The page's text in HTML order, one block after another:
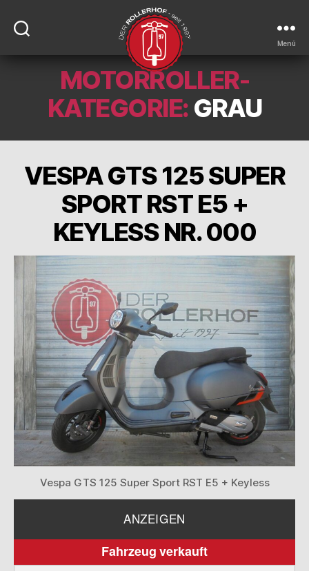
DER-
ROLLERHOF
Menü
MOTORROLLER-
KATEGORIE: GRAU
VESPA GTS 125 SUPER
SPORT RST E5 +
KEYLESS NR. 000
Vespa GTS 125 Super Sport RST E5 + Keyless
ANZEIGEN
Fahrzeug verkauft